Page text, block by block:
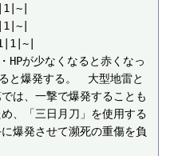
が少なくなると赤くなっ
と爆発する。　大型地雷と
は、一撃で爆発することも
、「三日月刀」を使用する
爆発させて瀕死の重傷を負